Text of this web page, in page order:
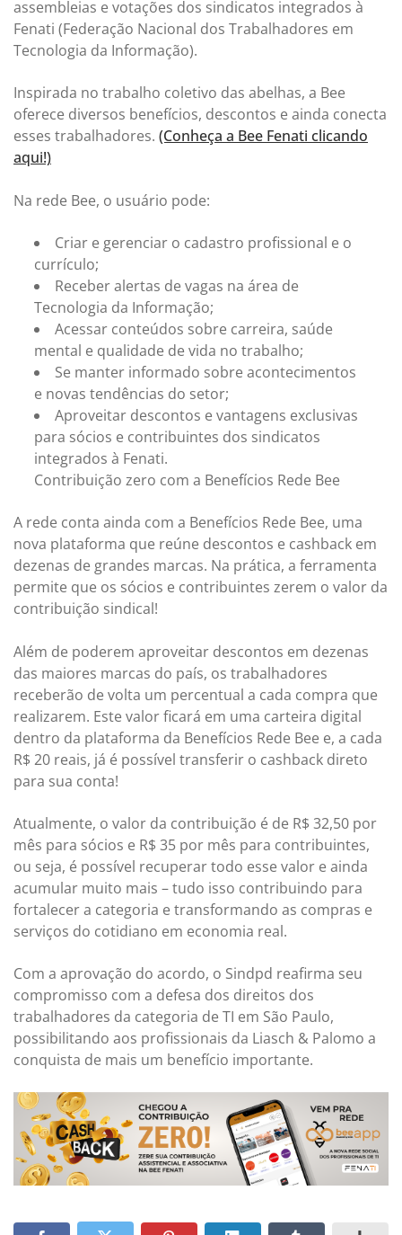
assembleias e votações dos sindicatos integrados à
Fenati (Federação Nacional dos Trabalhadores em
Tecnologia da Informação).
Inspirada no trabalho coletivo das abelhas, a Bee
oferece diversos benefícios, descontos e ainda conecta
esses trabalhadores. (Conheça a Bee Fenati clicando
aqui!)
Na rede Bee, o usuário pode:
Criar e gerenciar o cadastro profissional e o
currículo;
Receber alertas de vagas na área de
Tecnologia da Informação;
Acessar conteúdos sobre carreira, saúde
mental e qualidade de vida no trabalho;
Se manter informado sobre acontecimentos
e novas tendências do setor;
Aproveitar descontos e vantagens exclusivas
para sócios e contribuintes dos sindicatos
integrados à Fenati.
Contribuição zero com a Benefícios Rede Bee
A rede conta ainda com a Benefícios Rede Bee, uma
nova plataforma que reúne descontos e cashback em
dezenas de grandes marcas. Na prática, a ferramenta
permite que os sócios e contribuintes zerem o valor da
contribuição sindical!
Além de poderem aproveitar descontos em dezenas
das maiores marcas do país, os trabalhadores
receberão de volta um percentual a cada compra que
realizarem. Este valor ficará em uma carteira digital
dentro da plataforma da Benefícios Rede Bee e, a cada
R$ 20 reais, já é possível transferir o cashback direto
para sua conta!
Atualmente, o valor da contribuição é de R$ 32,50 por
mês para sócios e R$ 35 por mês para contribuintes,
ou seja, é possível recuperar todo esse valor e ainda
acumular muito mais – tudo isso contribuindo para
fortalecer a categoria e transformando as compras e
serviços do cotidiano em economia real.
Com a aprovação do acordo, o Sindpd reafirma seu
compromisso com a defesa dos direitos dos
trabalhadores da categoria de TI em São Paulo,
possibilitando aos profissionais da Liasch & Palomo a
conquista de mais um benefício importante.